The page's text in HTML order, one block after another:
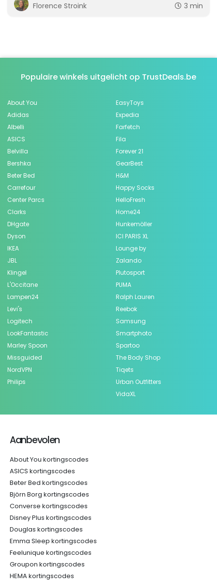
Florence Stroink 3 min
Populaire winkels uitgelicht op TrustDeals.be
About You
Adidas
Albelli
ASICS
Belvilla
Bershka
Beter Bed
Carrefour
Center Parcs
Clarks
DHgate
Dyson
EasyToys
Expedia
Farfetch
Fila
Forever 21
GearBest
H&M
Happy Socks
HelloFresh
Home24
Hunkemöller
ICI PARIS XL
IKEA
JBL
Klingel
L'Occitane
Lampen24
Levi's
Logitech
LookFantastic
Marley Spoon
Missguided
NordVPN
Philips
Lounge by
Zalando
Plutosport
PUMA
Ralph Lauren
Reebok
Samsung
Smartphoto
Spartoo
The Body Shop
Tiqets
Urban Outfitters
VidaXL
Aanbevolen
About You kortingscodes
ASICS kortingscodes
Beter Bed kortingscodes
Björn Borg kortingscodes
Converse kortingscodes
Disney Plus kortingscodes
Douglas kortingscodes
Emma Sleep kortingscodes
Feelunique kortingscodes
Groupon kortingscodes
HEMA kortingscodes